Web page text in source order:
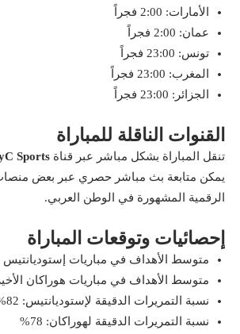
الأمارات: 2:00 فجراً
عمان: 2:00 فجراً
تونس: 23:00 فجراً
المغرب: 23:00 فجراً
الجزائر: 23:00 فجراً
القنوات الناقلة للمباراة
تنقل المباراة بشكل مباشر عبر قناة Sports
يمكن متابعة بث مباشر حصري عبر بعض
الرقمية المشهورة في الوطن العربي.
إحصائيات وتوقعات المباراة
متوسط الأهداف في مباريات إستوديانتيس
متوسط الأهداف في مباريات هوراكان الأخيرة: 2.1
نسبة التمريرات الدقيقة لإستوديانتيس: 82%
نسبة التمريرات الدقيقة لهوراكان: 78%